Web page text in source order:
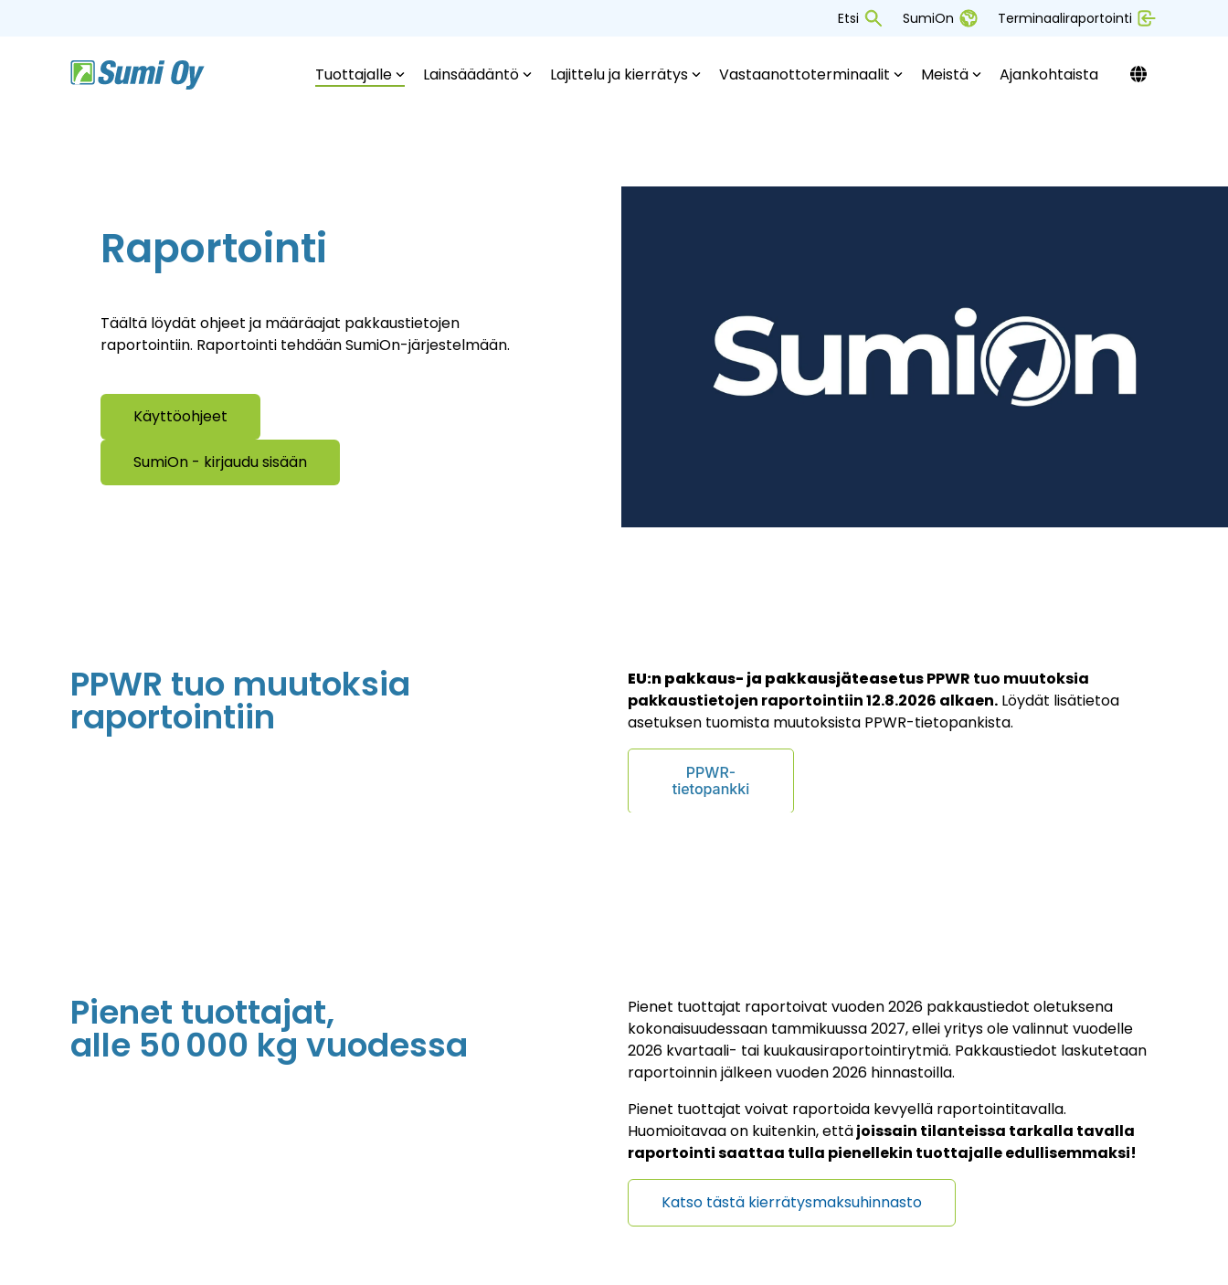
Etsi SumiOn Terminaaliraportointi
Tuottajalle Lainsäädäntö Lajittelu ja kierrätys Vastaanottoterminaalit Meistä Ajankohtaista
Raportointi
Täältä löydät ohjeet ja määräajat pakkaustietojen
raportointiin. Raportointi tehdään SumiOn-järjestelmään.
Käyttöohjeet
SumiOn - kirjaudu sisään
PPWR tuo muutoksia
raportointiin
EU:n pakkaus- ja pakkausjäteasetusPPWR tuo muutoksia
pakkaustietojen raportointiin 12.8.2026 alkaen. Löydät lisätietoa
asetuksen tuomista muutoksista PPWR-tietopankista.
Pienet tuottajat,
alle 50 000 kg vuodessa
Pienet tuottajat raportoivat vuoden 2026 pakkaustiedot oletuksena
kokonaisuudessaan tammikuussa 2027, ellei yritys ole valinnut vuodelle
2026 kvartaali- tai kuukausiraportointirytmiä. Pakkaustiedot laskutetaan
raportoinnin jälkeen vuoden 2026 hinnastoilla.
Pienet tuottajat voivat raportoida kevyellä raportointitavalla.
Huomioitavaa on kuitenkin, ettäjoissain tilanteissa tarkalla tavalla
raportointi saattaa tulla pienellekin tuottajalle edullisemmaksi!
Katso tästä kierrätysmaksuhinnasto